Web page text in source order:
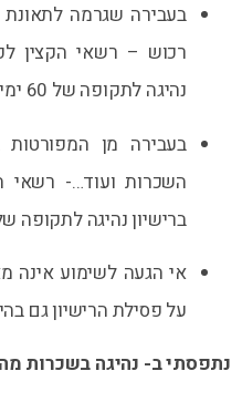
בעבירה שגרמה
רכוש – רשאי הקצין
נהיגה לתקופה של 60 ימים;
בעבירה מן המפורטות
השכרות ועוד…- רשאי
ברישיון נהיגה לתקופה של 30
אי הגעה לשימוע אינה
על פסילת הרישיון גם
נתפסתי ב- נהיגה בשכרות